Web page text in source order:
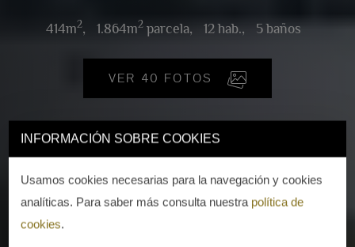
INFORMACIÓN SOBRE COOKIES
Usamos cookies necesarias para la navegación y cookies
analíticas. Para saber más consulta nuestra política de
cookies.
414m2, 1.864m2 parcela, 12 hab., 5 baños
VER 40 FOTOS